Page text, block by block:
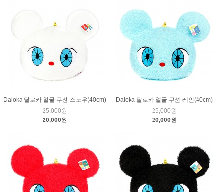
Daloka 달로카 얼굴 쿠션-스노우(40cm)
25,000원
20,000원
Daloka 달로카 얼굴 쿠션-레인(40cm)
25,000원
20,000원